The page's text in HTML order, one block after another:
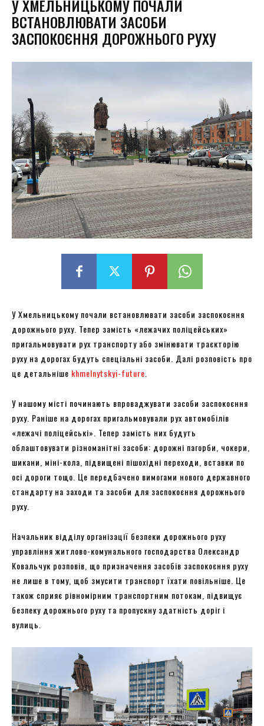
У ХМЕЛЬНИЦЬКОМУ ПОЧАЛИ
ВСТАНОВЛЮВАТИ ЗАСОБИ
ЗАСПОКОЄННЯ ДОРОЖНЬОГО РУХУ
У Хмельницькому почали встановлювати засоби заспокоєння
дорожнього руху. Тепер замість «лежачих поліцейських»
пригальмовувати рух транспорту або змінювати траєкторію
руху на дорогах будуть спеціальні засоби. Далі розповість про
це детальніше khmelnytskyi-future
У нашому місті починають впроваджувати засоби заспокоєння
руху. Раніше на дорогах пригальмовували рух автомобілів
«лежачі поліцейські». Тепер замість них будуть
облаштовувати різноманітні засоби: дорожні пагорби, чокери,
шикани, міні-кола, підвищені пішохідні переходи, вставки по
осі дороги тощо. Це передбачено вимогами нового державного
стандарту на заходи та засоби для заспокоєння дорожнього
руху.
Начальник відділу організації безпеки дорожнього руху
управління житлово-комунального господарства Олександр
Ковальчук розповів, що призначення засобів заспокоєння руху
не лише в тому, щоб змусити транспорт їхати повільніше. Це
також сприяє рівномірним транспортним потокам, підвищує
безпеку дорожнього руху та пропускну здатність доріг і
вулиць.